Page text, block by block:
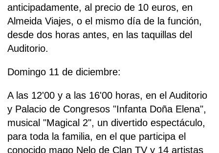
anticipadamente, al precio de 10 euros, en
Almeida Viajes, o el mismo día de la función,
desde dos horas antes, en las taquillas del
Auditorio.
Domingo 11 de diciembre:
A las 12'00 y a las 16'00 horas, en el Auditorio
y Palacio de Congresos "Infanta Doña Elena",
musical "Magical 2", un divertido espectáculo,
para toda la familia, en el que participa el
conocido mago Nelo de Clan TV y 14 artistas